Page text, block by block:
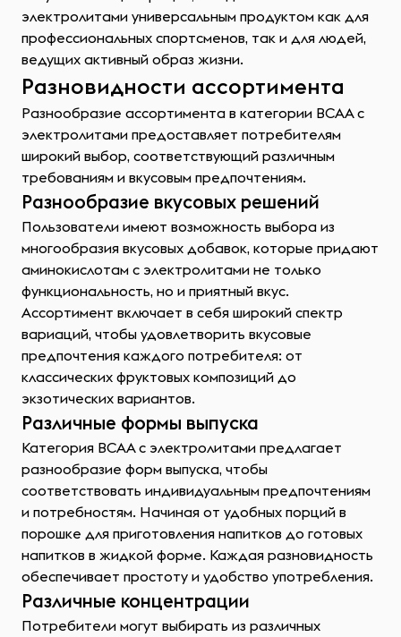
электролитами универсальным продуктом как для
профессиональных спортсменов, так и для людей,
ведущих активный образ жизни.
Разновидности ассортимента
Разнообразие ассортимента в категории ВСАА с
электролитами предоставляет потребителям
широкий выбор, соответствующий различным
требованиям и вкусовым предпочтениям.
Разнообразие вкусовых решений
Пользователи имеют возможность выбора из
многообразия вкусовых добавок, которые придают
аминокислотам с электролитами не только
функциональность, но и приятный вкус.
Ассортимент включает в себя широкий спектр
вариаций, чтобы удовлетворить вкусовые
предпочтения каждого потребителя: от
классических фруктовых композиций до
экзотических вариантов.
Различные формы выпуска
Категория ВСАА с электролитами предлагает
разнообразие форм выпуска, чтобы
соответствовать индивидуальным предпочтениям
и потребностям. Начиная от удобных порций в
порошке для приготовления напитков до готовых
напитков в жидкой форме. Каждая разновидность
обеспечивает простоту и удобство употребления.
Различные концентрации
Потребители могут выбирать из различных